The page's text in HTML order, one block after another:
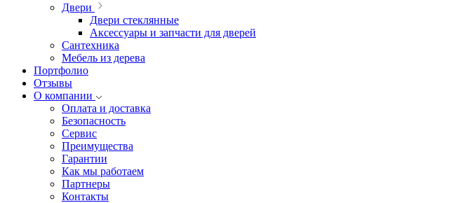
Двери
Двери стеклянные
Аксессуары и запчасти для дверей
Сантехника
Мебель из дерева
Портфолио
Отзывы
О компании
Оплата и доставка
Безопасность
Сервис
Преимущества
Гарантии
Как мы работаем
Партнеры
Контакты